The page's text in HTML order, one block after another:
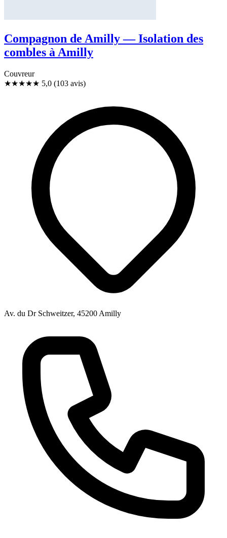
Compagnon de Amilly — Isolation des
combles à Amilly
Couvreur
★★★★★ 5,0 (103 avis)
Av. du Dr Schweitzer, 45200 Amilly